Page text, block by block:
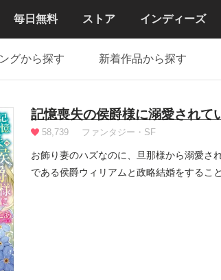
毎日無料 ストア インディーズ
グから探す 新着作品から探す
記憶喪失の侯爵様に溺愛されて
58,739 ファンタジー・SF
お飾り妻のハズなのに、旦那様から溺愛さ
である侯爵ウィリアムと政略結婚をするこ